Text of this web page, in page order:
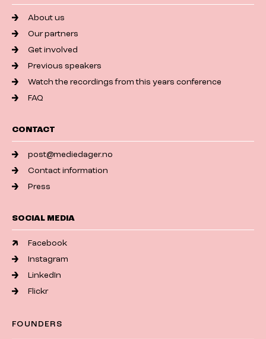
About us
Our partners
Get involved
Previous speakers
Watch the recordings from this years conference
FAQ
CONTACT
post@mediedager.no
Contact information
Press
SOCIAL MEDIA
Facebook
Instagram
LinkedIn
Flickr
FOUNDERS